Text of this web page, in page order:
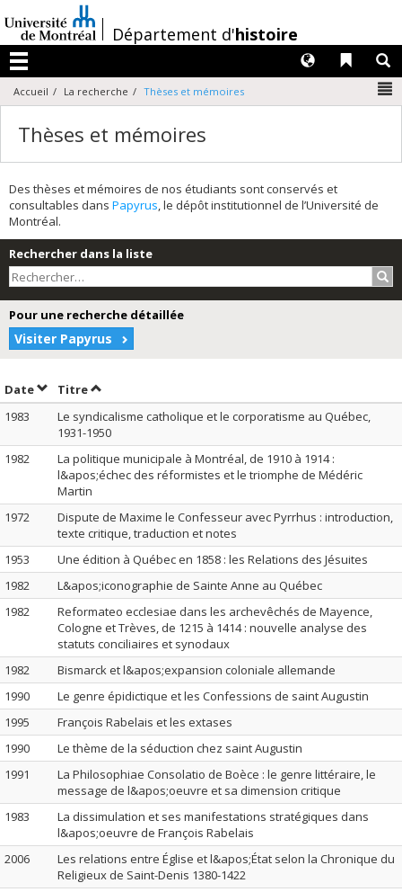
au
contenu
/Département d'histoire
Menu
Liens
Langues
Accueil La recherche Thèses et mémoires
Thèses et mémoires
Des thèses et mémoires de nos étudiants sont conservés et
consultables dans Papyrus, le dépôt institutionnel de l’Université de
Montréal.
Rechercher dans la liste
Pour une recherche détaillée
Visiter Papyrus
DateTrier par date en ordre croissant
TitreTrier par titre en ordre croissant
1983
Le syndicalisme catholique et le corporatisme au Québec,
1931-1950
1982
La politique municipale à Montréal, de 1910 à 1914 :
l&apos;échec des réformistes et le triomphe de Médéric
Martin
1972
Dispute de Maxime le Confesseur avec Pyrrhus : introduction,
texte critique, traduction et notes
1953
Une édition à Québec en 1858 : les Relations des Jésuites
1982
L&apos;iconographie de Sainte Anne au Québec
1982
Reformateo ecclesiae dans les archevêchés de Mayence,
Cologne et Trèves, de 1215 à 1414 : nouvelle analyse des
statuts conciliaires et synodaux
1982
Bismarck et l&apos;expansion coloniale allemande
1990
Le genre épidictique et les Confessions de saint Augustin
1995
François Rabelais et les extases
1990
Le thème de la séduction chez saint Augustin
1991
La Philosophiae Consolatio de Boèce : le genre littéraire, le
message de l&apos;oeuvre et sa dimension critique
1983
La dissimulation et ses manifestations stratégiques dans
l&apos;oeuvre de François Rabelais
2006
Les relations entre Église et l&apos;État selon la Chronique du
Religieux de Saint-Denis 1380-1422